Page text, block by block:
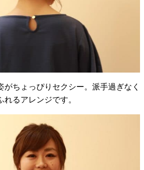
がちょっぴりセクシー。派手過ぎなく
るアレンジです。